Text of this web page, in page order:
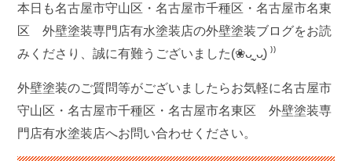
本日も名古屋市守山区・名古屋市千種区・名古屋市名東
区 外壁塗装専門店有水塗装店の外壁塗装ブログをお読
みくださり、誠に有難うございました(❀ᴗ͈ˬᴗ͈) ⁾⁾
外壁塗装のご質問等がございましたらお気軽に名古屋市
守山区・名古屋市千種区・名古屋市名東区 外壁塗装専
門店有水塗装店へお問い合わせください。